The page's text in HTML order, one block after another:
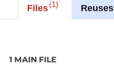
Files 1 Reuses
1 MAIN FILE